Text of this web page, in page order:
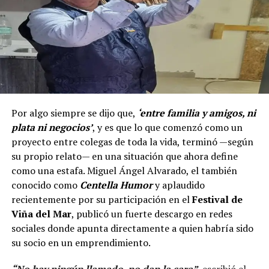
Por algo siempre se dijo que, ‘entre familia y amigos, ni
plata ni negocios’, y es que lo que comenzó como un
proyecto entre colegas de toda la vida, terminó —según
su propio relato— en una situación que ahora define
como una estafa. Miguel Ángel Alvarado, el también
conocido como Centella Humory aplaudido
recientemente por su participación en elFestival de
Viña del Mar, publicó un fuerte descargo en redes
sociales donde apunta directamente a quien habría sido
su socio en un emprendimiento.